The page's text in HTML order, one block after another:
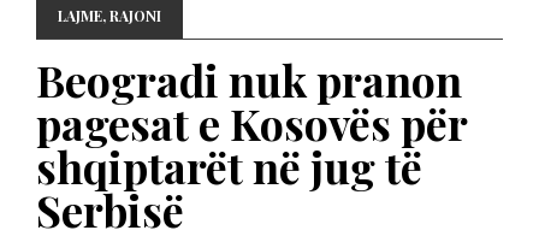
LAJME,RAJONI
Beogradi nuk pranon
pagesat e Kosovës për
shqiptarët në jug të
Serbisë